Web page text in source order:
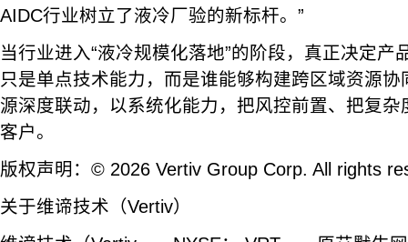
AIDC行业树立了液冷厂验的新标杆。”
当行业进入“液冷规模化落地”的阶段，真正决定产
只是单点技术能力，而是谁能够构建跨区域资源
源深度联动，以系统化能力，把风控前置、把复
客户。
版权声明：© 2026 Vertiv Group Corp. All rights
关于维谛技术（Vertiv）